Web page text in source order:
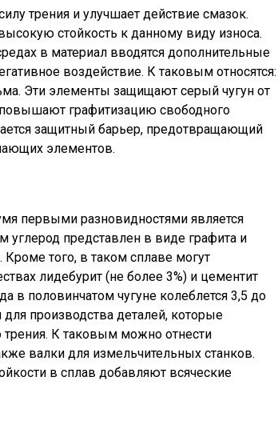
трения и улучшает действие смазок.
стойкость к данному виду износа.
в материал вводятся дополнительные
воздействие. К таковым относятся:
Эти элементы защищают серый чугун от
графитизацию свободного
защитный барьер, предотвращающий
элементов.
первыми разновидностями является
углерод представлен в виде графита и
того, в таком сплаве могут
лидебурит (не более 3%) и цементит
в половинчатом чугуне колеблется 3,5 до
производства деталей, которые
трения. К таковым можно отнести
валки для измельчительных станков.
в сплав добавляют всяческие